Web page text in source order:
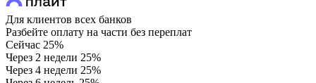
Для клиентов всех банков
Разбейте оплату на части без переплат
Сейчас 25%
Через 2 недели 25%
Через 4 недели 25%